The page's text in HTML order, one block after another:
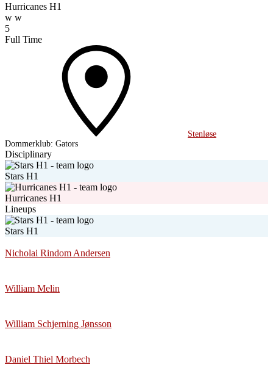
Hurricanes H1
w w
5
Full Time
Stenløse
Dommerklub: Gators
Disciplinary
Stars H1
Hurricanes H1
Lineups
Stars H1
Nicholai Rindom Andersen
William Melin
William Schjerning Jønsson
Daniel Thiel Morbech